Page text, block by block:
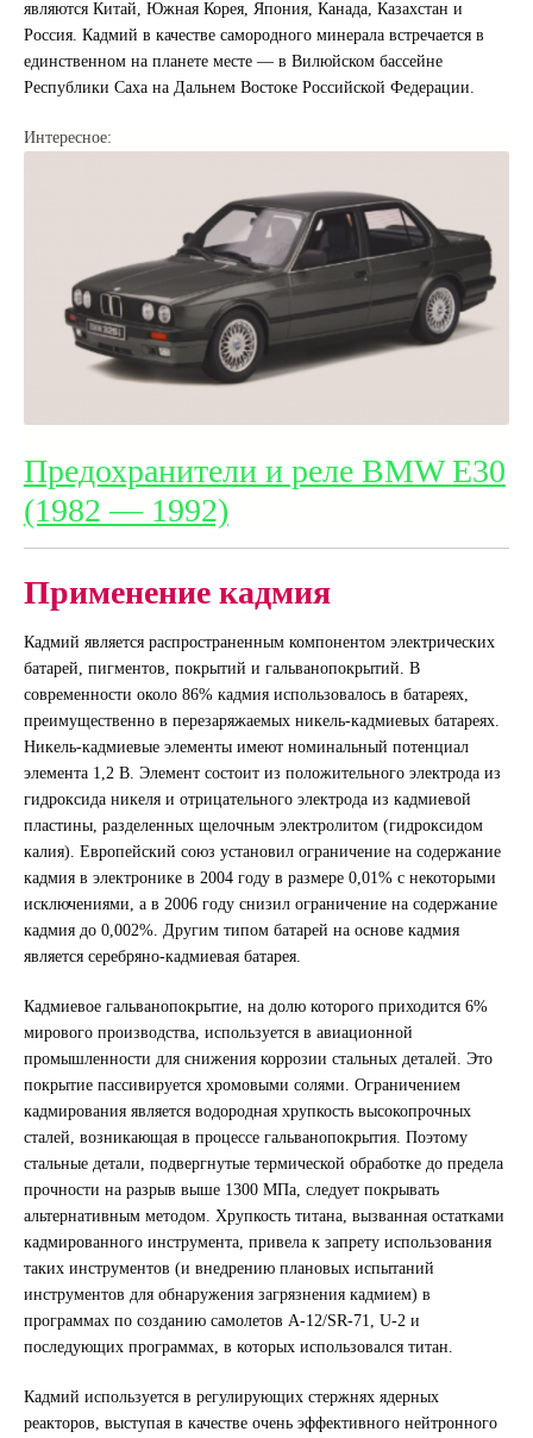
являются Китай, Южная Корея, Япония, Канада, Казахстан и
Россия. Кадмий в качестве самородного минерала встречается в
единственном на планете месте — в Вилюйском бассейне
Республики Саха на Дальнем Востоке Российской Федерации.
Интересное:
Предохранители и реле BMW E30
(1982 — 1992)
Применение кадмия
Кадмий является распространенным компонентом электрических
батарей, пигментов, покрытий и гальванопокрытий. В
современности около 86% кадмия использовалось в батареях,
преимущественно в перезаряжаемых никель-кадмиевых батареях.
Никель-кадмиевые элементы имеют номинальный потенциал
элемента 1,2 В. Элемент состоит из положительного электрода из
гидроксида никеля и отрицательного электрода из кадмиевой
пластины, разделенных щелочным электролитом (гидроксидом
калия). Европейский союз установил ограничение на содержание
кадмия в электронике в 2004 году в размере 0,01% с некоторыми
исключениями, а в 2006 году снизил ограничение на содержание
кадмия до 0,002%. Другим типом батарей на основе кадмия
является серебряно-кадмиевая батарея.
Кадмиевое гальванопокрытие, на долю которого приходится 6%
мирового производства, используется в авиационной
промышленности для снижения коррозии стальных деталей. Это
покрытие пассивируется хромовыми солями. Ограничением
кадмирования является водородная хрупкость высокопрочных
сталей, возникающая в процессе гальванопокрытия. Поэтому
стальные детали, подвергнутые термической обработке до предела
прочности на разрыв выше 1300 МПа, следует покрывать
альтернативным методом. Хрупкость титана, вызванная остатками
кадмированного инструмента, привела к запрету использования
таких инструментов (и внедрению плановых испытаний
инструментов для обнаружения загрязнения кадмием) в
программах по созданию самолетов A-12/SR-71, U-2 и
последующих программах, в которых использовался титан.
Кадмий используется в регулирующих стержнях ядерных
реакторов, выступая в качестве очень эффективного нейтронного